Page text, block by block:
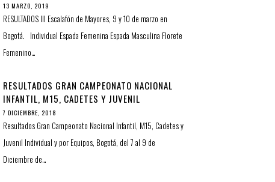
13 MARZO, 2019
RESULTADOS III Escalafón de Mayores, 9 y 10 de marzo en
Bogotá. Individual Espada Femenina Espada Masculina Florete
Femenino…
RESULTADOS GRAN CAMPEONATO NACIONAL
INFANTIL, M15, CADETES Y JUVENIL
INDIVIDUAL Y POR EQUIPOS
7 DICIEMBRE, 2018
Resultados Gran Campeonato Nacional Infantil, M15, Cadetes y
Juvenil Individual y por Equipos, Bogotá, del 7 al 9 de
Diciembre de…